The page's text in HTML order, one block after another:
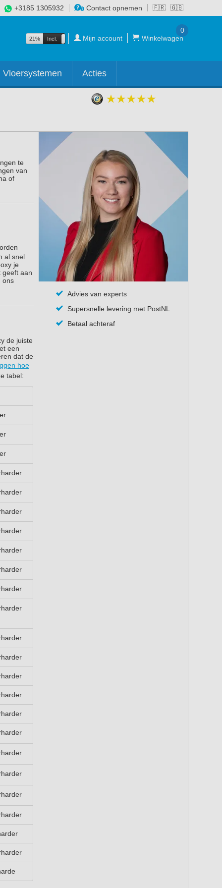
🇫🇷 🇬🇧
+3185 1305932 Contact opnemen
21% Incl. Excl. Mijn account Winkelwagen
0
Vloersystemen Acties
te
van
of
al snel
je
geeft aan
ons
de juiste
een
dat de
hoe
tabel:
Advies van experts
Supersnelle levering met PostNL
Betaal achteraf